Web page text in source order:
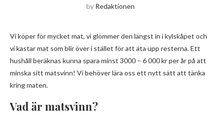
by Redaktionen
Vi köper för mycket mat, vi glömmer den längst in i kylskåpet och
vi kastar mat som blir över i stället för att äta upp resterna. Ett
hushåll beräknas kunna spara minst 3000 – 6 000 kr per år på att
minska sitt matsvinn! Vi behöver lära oss ett nytt sätt att tänka
kring maten.
Vad är matsvinn?